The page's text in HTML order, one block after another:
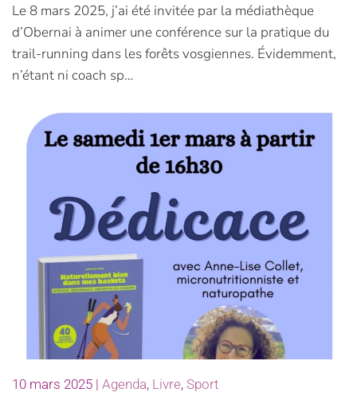
Le 8 mars 2025, j’ai été invitée par la médiathèque
d’Obernai à animer une conférence sur la pratique du
trail-running dans les forêts vosgiennes. Évidemment,
n’étant ni coach sp…
10 mars 2025 | Agenda, Livre, Sport